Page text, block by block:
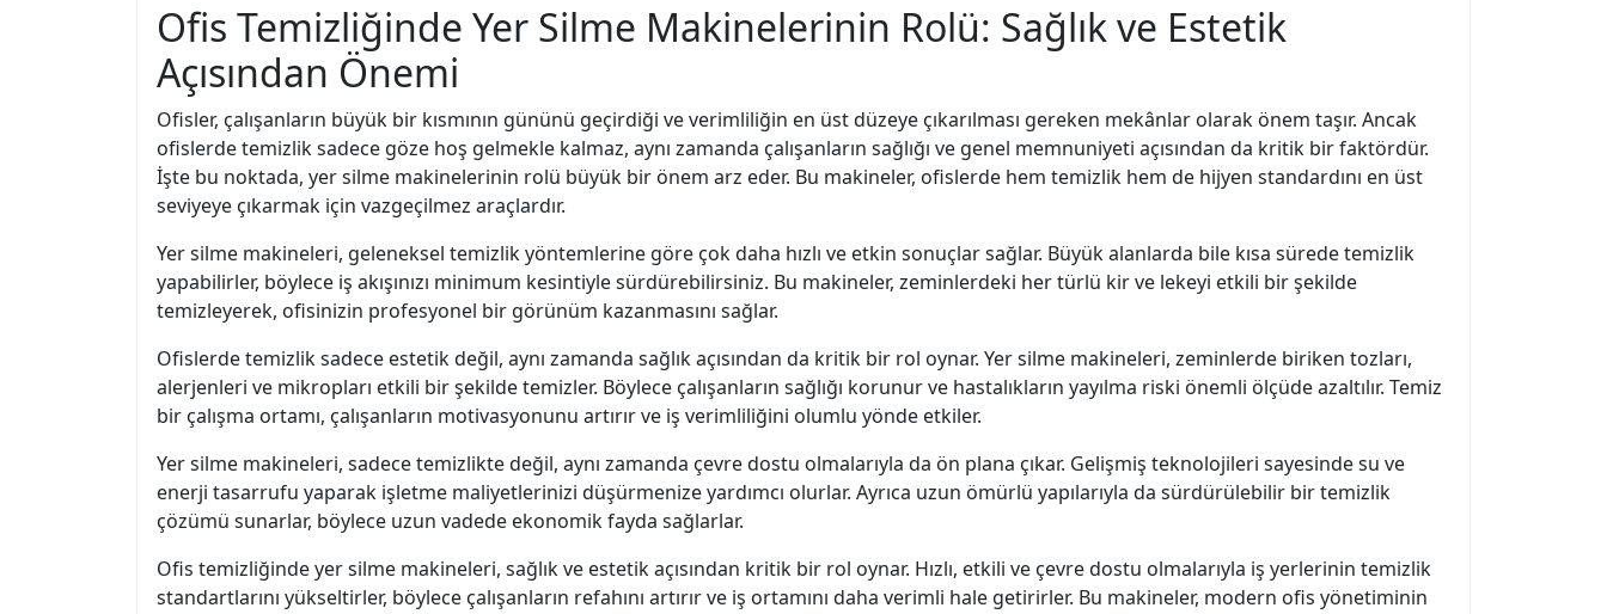
Ofis Temizliğinde Yer Silme Makinelerinin Rolü: Sağlık ve Estetik
Açısından Önemi
Ofisler, çalışanların büyük bir kısmının gününü geçirdiği ve verimliliğin en üst düzeye çıkarılması gereken mekânlar olarak önem taşır. Ancak
ofislerde temizlik sadece göze hoş gelmekle kalmaz, aynı zamanda çalışanların sağlığı ve genel memnuniyeti açısından da kritik bir faktördür.
İşte bu noktada, yer silme makinelerinin rolü büyük bir önem arz eder. Bu makineler, ofislerde hem temizlik hem de hijyen standardını en üst
seviyeye çıkarmak için vazgeçilmez araçlardır.
Yer silme makineleri, geleneksel temizlik yöntemlerine göre çok daha hızlı ve etkin sonuçlar sağlar. Büyük alanlarda bile kısa sürede temizlik
yapabilirler, böylece iş akışınızı minimum kesintiyle sürdürebilirsiniz. Bu makineler, zeminlerdeki her türlü kir ve lekeyi etkili bir şekilde
temizleyerek, ofisinizin profesyonel bir görünüm kazanmasını sağlar.
Ofislerde temizlik sadece estetik değil, aynı zamanda sağlık açısından da kritik bir rol oynar. Yer silme makineleri, zeminlerde biriken tozları,
alerjenleri ve mikropları etkili bir şekilde temizler. Böylece çalışanların sağlığı korunur ve hastalıkların yayılma riski önemli ölçüde azaltılır. Temiz
bir çalışma ortamı, çalışanların motivasyonunu artırır ve iş verimliliğini olumlu yönde etkiler.
Yer silme makineleri, sadece temizlikte değil, aynı zamanda çevre dostu olmalarıyla da ön plana çıkar. Gelişmiş teknolojileri sayesinde su ve
enerji tasarrufu yaparak işletme maliyetlerinizi düşürmenize yardımcı olurlar. Ayrıca uzun ömürlü yapılarıyla da sürdürülebilir bir temizlik
çözümü sunarlar, böylece uzun vadede ekonomik fayda sağlarlar.
Ofis temizliğinde yer silme makineleri, sağlık ve estetik açısından kritik bir rol oynar. Hızlı, etkili ve çevre dostu olmalarıyla iş yerlerinin temizlik
standartlarını yükseltirler, böylece çalışanların refahını artırır ve iş ortamını daha verimli hale getirirler. Bu makineler, modern ofis yönetiminin